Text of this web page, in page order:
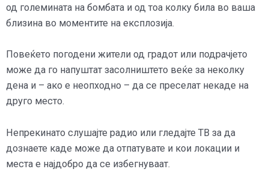
од големината на бомбата и од тоа колку била во ваша
близина во моментите на експлозија.
Повеќето погодени жители од градот или подрачјето
може да го напуштат засолништето веќе за неколку
дена и – ако е неопходно – да се преселат некаде на
друго место.
Непрекинато слушајте радио или гледајте ТВ за да
дознаете каде може да отпатувате и кои локации и
места е најдобро да се избегнуваат.